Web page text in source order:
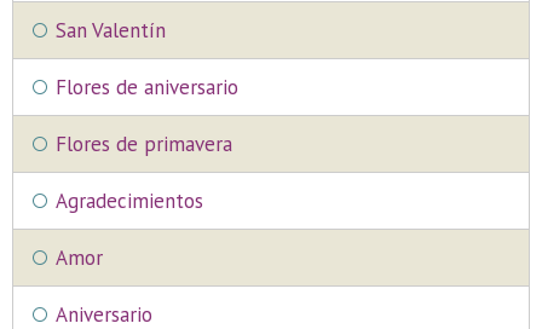
San Valentín
Flores de aniversario
Flores de primavera
Agradecimientos
Amor
Aniversario